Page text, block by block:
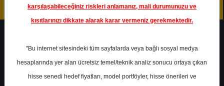
karşılaşabileceğiniz riskleri anlamanız, mali durumunuzu ve
kısıtlarınızı dikkate alarak karar vermeniz gerekmektedir.
"Bu internet sitesindeki tüm sayfalarda veya bağlı sosyal medya
hesaplarında yer alan ücretsiz temel/teknik analiz sonucu ortaya çıkan
hisse senedi hedef fiyatları, model portföyler, hisse önerileri ve